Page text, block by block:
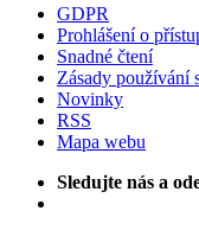
GDPR
Prohlášení o
Snadné čtení
Zásady používání
Novinky
RSS
Mapa webu
Sledujte nás a